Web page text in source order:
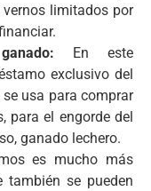
limitados por
En este
exclusivo del
usa para comprar
para el engorde del
ganado lechero.
es mucho más
también se pueden